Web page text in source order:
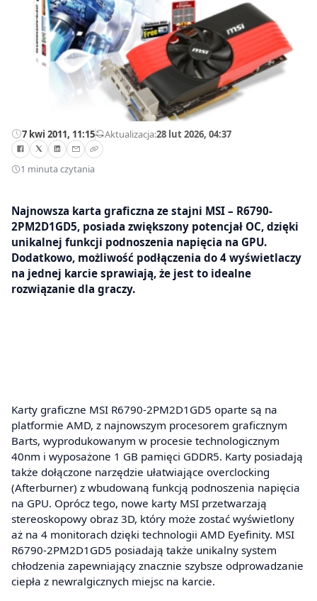
7 kwi 2011, 11:15—Aktualizacja:28 lut 2026, 04:37
1 minuta czytania
Najnowsza karta graficzna ze stajni MSI – R6790-
2PM2D1GD5, posiada zwiększony potencjał OC, dzięki
unikalnej funkcji podnoszenia napięcia na GPU.
Dodatkowo, możliwość podłączenia do 4 wyświetlaczy
na jednej karcie sprawiają, że jest to idealne
rozwiązanie dla graczy.
Karty graficzne MSI R6790-2PM2D1GD5 oparte są na
platformie AMD, z najnowszym procesorem graficznym
Barts, wyprodukowanym w procesie technologicznym
40nm i wyposażone 1 GB pamięci GDDR5. Karty posiadają
także dołączone narzędzie ułatwiające overclocking
(Afterburner) z wbudowaną funkcją podnoszenia napięcia
na GPU. Oprócz tego, nowe karty MSI przetwarzają
stereoskopowy obraz 3D, który może zostać wyświetlony
aż na 4 monitorach dzięki technologii AMD Eyefinity. MSI
R6790-2PM2D1GD5 posiadają także unikalny system
chłodzenia zapewniający znacznie szybsze odprowadzanie
ciepła z newralgicznych miejsc na karcie.